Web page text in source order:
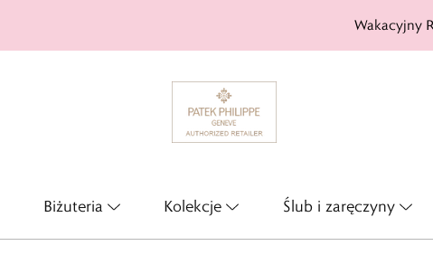
Wakacyjny
Biżuteria Kolekcje Ślub i zaręczyny